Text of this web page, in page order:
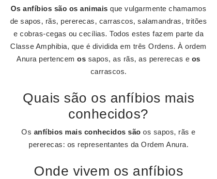
Os anfíbios são os animais que vulgarmente chamamos
de sapos, rãs, pererecas, carrascos, salamandras, tritões
e cobras-cegas ou cecílias. Todos estes fazem parte da
Classe Amphibia, que é dividida em três Ordens. À ordem
Anura pertencemos sapos, as rãs, as pererecas e os
carrascos.
Quais são os anfíbios mais
conhecidos?
Os anfíbios mais conhecidos são os sapos, rãs e
pererecas: os representantes da Ordem Anura.
Onde vivem os anfíbios